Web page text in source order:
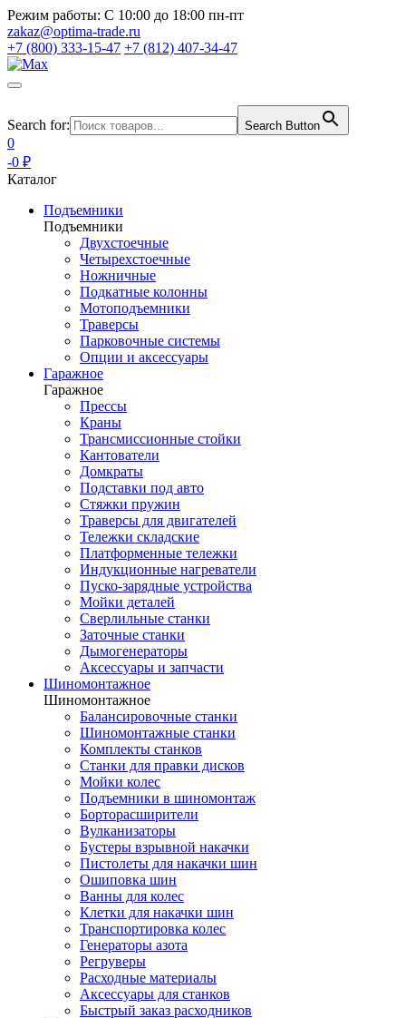
Режим работы: С 10:00 до 18:00 пн-пт
zakaz@optima-trade.ru
+7 (800) 333-15-47 +7 (812) 407-34-47
Search for: Search Button
0
-0 ₽
Каталог
Подъемники
Подъемники
Двухстоечные
Четырехстоечные
Ножничные
Подкатные колонны
Мотоподъемники
Траверсы
Парковочные системы
Опции и аксессуары
Гаражное
Гаражное
Прессы
Краны
Трансмиссионные стойки
Кантователи
Домкраты
Подставки под авто
Стяжки пружин
Траверсы для двигателей
Тележки складские
Платформенные тележки
Индукционные нагреватели
Пуско-зарядные устройства
Мойки деталей
Сверлильные станки
Заточные станки
Дымогенераторы
Аксессуары и запчасти
Шиномонтажное
Шиномонтажное
Балансировочные станки
Шиномонтажные станки
Комплекты станков
Станки для правки дисков
Мойки колес
Подъемники в шиномонтаж
Борторасширители
Вулканизаторы
Бустеры взрывной накачки
Пистолеты для накачки шин
Ошиповка шин
Ванны для колес
Клетки для накачки шин
Транспортировка колес
Генераторы азота
Регруверы
Расходные материалы
Аксессуары для станков
Быстрый заказ расходников